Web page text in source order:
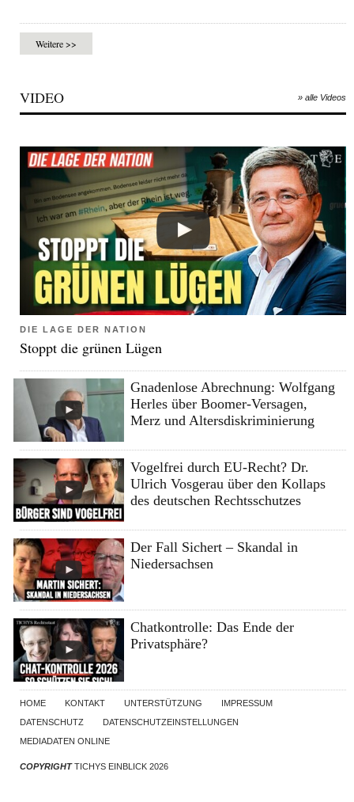
Weitere >>
VIDEO » alle Videos
DIE LAGE DER NATION
Stoppt die grünen Lügen
Gnadenlose Abrechnung: Wolfgang
Herles über Boomer-Versagen,
Merz und Altersdiskriminierung
Vogelfrei durch EU-Recht? Dr.
Ulrich Vosgerau über den Kollaps
des deutschen Rechtsschutzes
Der Fall Sichert – Skandal in
Niedersachsen
Chatkontrolle: Das Ende der
Privatsphäre?
HOME KONTAKT UNTERSTÜTZUNG
IMPRESSUM
DATENSCHUTZ
DATENSCHUTZEINSTELLUNGEN
MEDIADATEN ONLINE
COPYRIGHTTICHYS EINBLICK 2026